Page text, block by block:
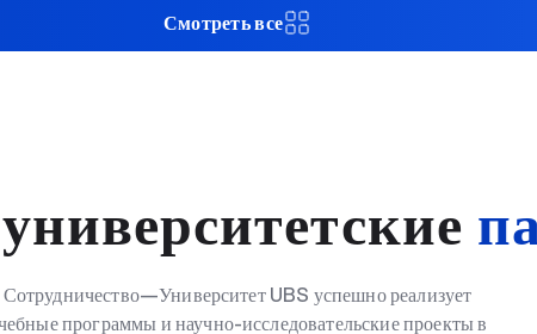
Смотреть все
Сотрудничество—Университет UBS успешно реализует
программы и научно-исследовательские проекты в